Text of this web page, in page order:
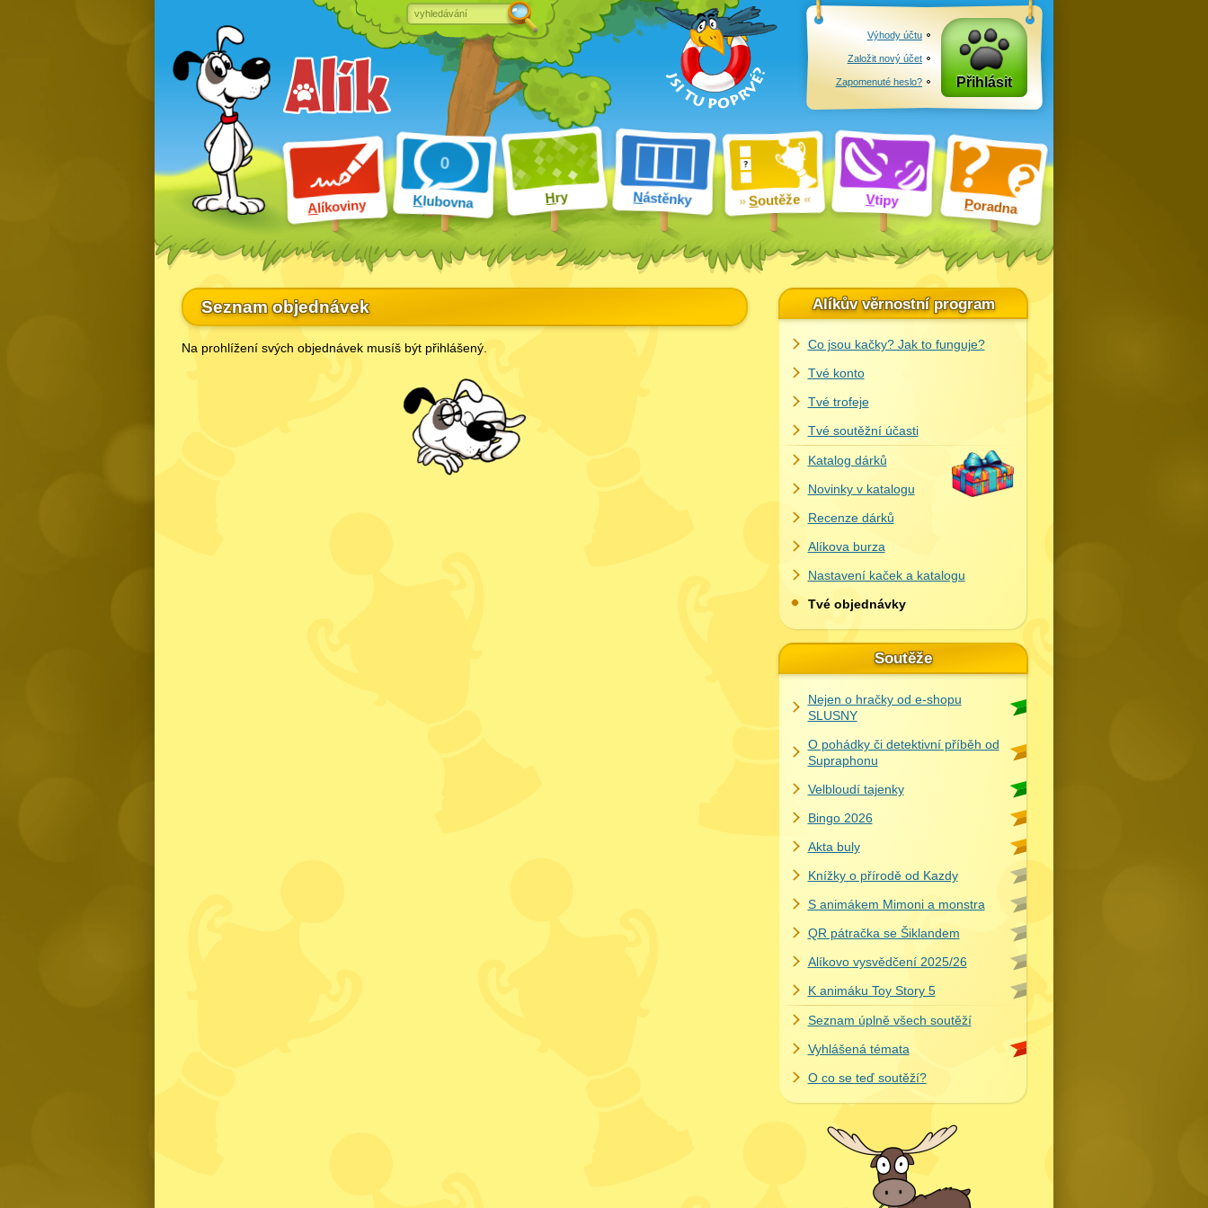
Alíkoviny Klubovna Hry Nástěnky Soutěže Vtipy Poradna
Výhody účtu
Založit nový účet
Zapomenuté heslo? Přihlásit
Seznam objednávek
Na prohlížení svých objednávek musíš být přihlášený.
Alíkův věrnostní program
Co jsou kačky? Jak to funguje?
Tvé konto
Tvé trofeje
Tvé soutěžní účasti
Katalog dárků
Novinky v katalogu
Recenze dárků
Alíkova burza
Nastavení kaček a katalogu
Tvé objednávky
Soutěže
Nejen o hračky od e-shopu
SLUSNY
O pohádky či detektivní příběh od
Supraphonu
Velbloudí tajenky
Bingo 2026
Akta buly
Knížky o přírodě od Kazdy
S animákem Mimoni a monstra
QR pátračka se Šiklandem
Alíkovo vysvědčení 2025/26
K animáku Toy Story 5
Seznam úplně všech soutěží
Vyhlášená témata
O co se teď soutěží?